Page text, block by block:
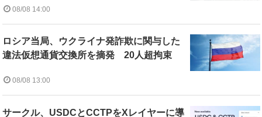
08/08 14:00
ロシア当局、ウクライナ発詐欺に関与した
違法仮想通貨交換所を摘発 20人超拘束
08/08 13:00
サークル、USDCとCCTPをXレイヤーに導